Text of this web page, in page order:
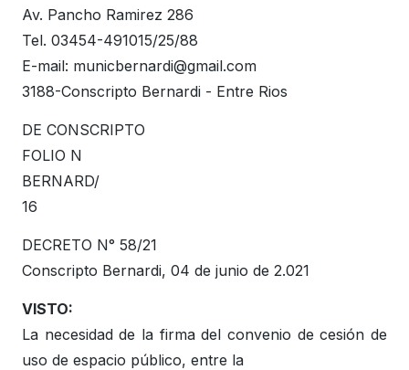
Av. Pancho Ramirez 286
Tel. 03454-491015/25/88
E-mail: municbernardi@gmail.com
3188-Conscripto Bernardi - Entre Rios
DE CONSCRIPTO
FOLIO N
BERNARD/
16
DECRETO N° 58/21
Conscripto Bernardi, 04 de junio de 2.021
VISTO:
La necesidad de la firma del convenio de cesión de
uso de espacio público, entre la